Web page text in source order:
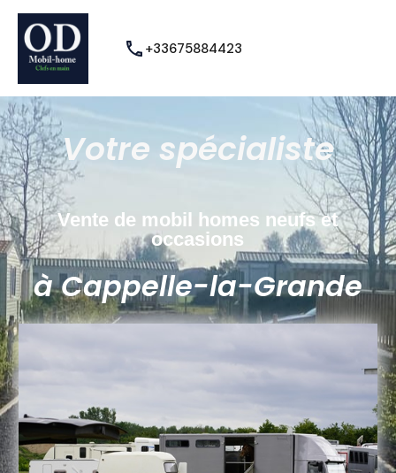
+33675884423
Votre spécialiste
Vente de mobil homes neufs et
occasions
à Cappelle-la-Grande